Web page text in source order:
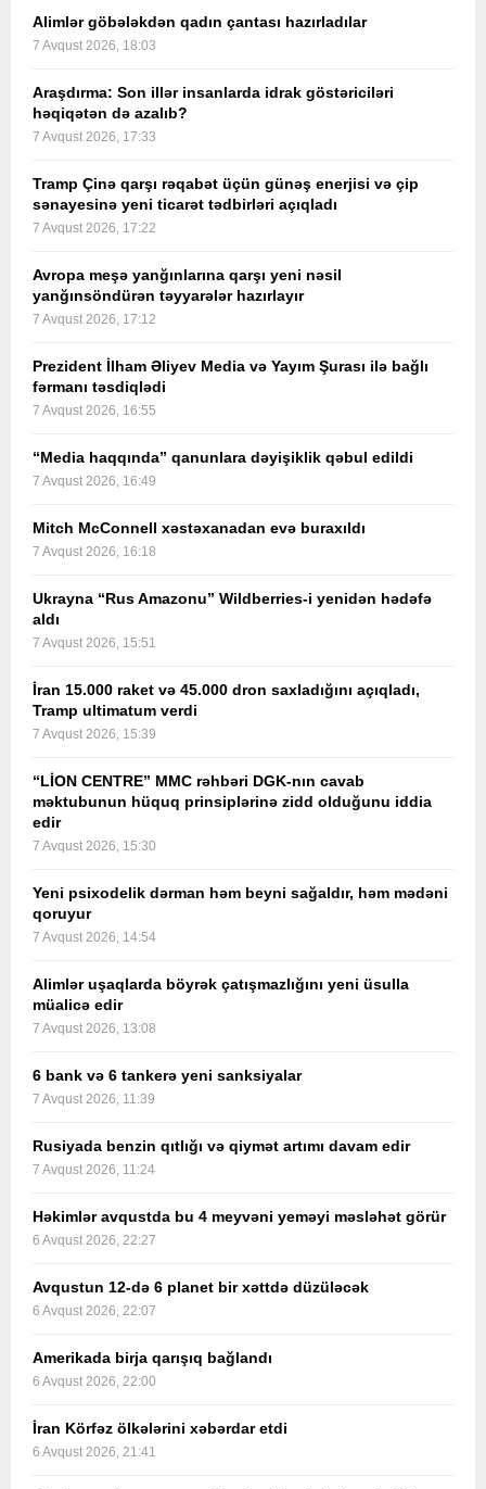
Alimlər göbələkdən qadın çantası hazırladılar
7 Avqust 2026, 18:03
Araşdırma: Son illər insanlarda idrak göstəriciləri
həqiqətən də azalıb?
7 Avqust 2026, 17:33
Tramp Çinə qarşı rəqabət üçün günəş enerjisi və çip
sənayesinə yeni ticarət tədbirləri açıqladı
7 Avqust 2026, 17:22
Avropa meşə yanğınlarına qarşı yeni nəsil
yanğınsöndürən təyyarələr hazırlayır
7 Avqust 2026, 17:12
Prezident İlham Əliyev Media və Yayım Şurası ilə bağlı
fərmanı təsdiqlədi
7 Avqust 2026, 16:55
“Media haqqında” qanunlara dəyişiklik qəbul edildi
7 Avqust 2026, 16:49
Mitch McConnell xəstəxanadan evə buraxıldı
7 Avqust 2026, 16:18
Ukrayna “Rus Amazonu” Wildberries-i yenidən hədəfə
aldı
7 Avqust 2026, 15:51
İran 15.000 raket və 45.000 dron saxladığını açıqladı,
Tramp ultimatum verdi
7 Avqust 2026, 15:39
“LİON CENTRE” MMC rəhbəri DGK-nın cavab
məktubunun hüquq prinsiplərinə zidd olduğunu iddia
edir
7 Avqust 2026, 15:30
Yeni psixodelik dərman həm beyni sağaldır, həm mədəni
qoruyur
7 Avqust 2026, 14:54
Alimlər uşaqlarda böyrək çatışmazlığını yeni üsulla
müalicə edir
7 Avqust 2026, 13:08
6 bank və 6 tankerə yeni sanksiyalar
7 Avqust 2026, 11:39
Rusiyada benzin qıtlığı və qiymət artımı davam edir
7 Avqust 2026, 11:24
Həkimlər avqustda bu 4 meyvəni yeməyi məsləhət görür
6 Avqust 2026, 22:27
Avqustun 12-də 6 planet bir xəttdə düzüləcək
6 Avqust 2026, 22:07
Amerikada birja qarışıq bağlandı
6 Avqust 2026, 22:00
İran Körfəz ölkələrini xəbərdar etdi
6 Avqust 2026, 21:41